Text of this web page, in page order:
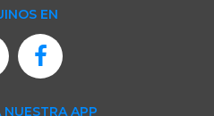
EN
NUESTRA APP